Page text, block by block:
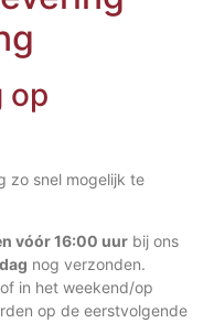
op
zo snel mogelijk te
vóór 16:00 uur bij ons
nog verzonden.
in het weekend/op
op de eerstvolgende